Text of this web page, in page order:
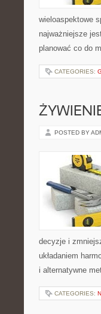
wieloaspektowe
najważniejsze
planować co do
CATEGORIES:
POSTED BY
decyzje i
układaniem
i alternatywne
CATEGORIES: